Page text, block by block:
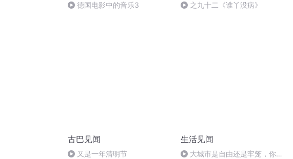
德国电影中的音乐3 之九十二《谁丫没病》
古巴见闻
又是一年清明节
生活见闻
大城市是自由还是牢笼，你怎